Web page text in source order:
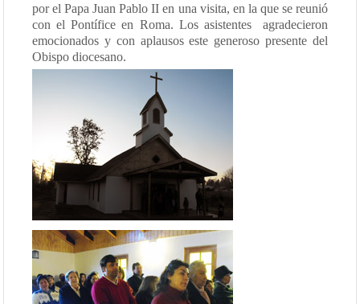
por el Papa Juan Pablo II en una visita, en la que se reunió
con el Pontífice en Roma. Los asistentes
agradecieron
emocionados y con aplausos este generoso presente del
Obispo diocesano.